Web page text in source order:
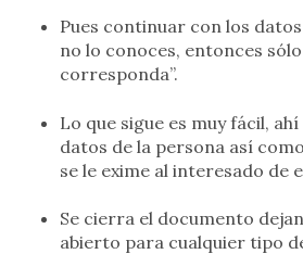
Pues continuar con los
no lo conoces, entonces
corresponda”.
Lo que sigue es muy fácil,
datos de la persona así
se le exime al interesado de
Se cierra el documento
abierto para cualquier tipo